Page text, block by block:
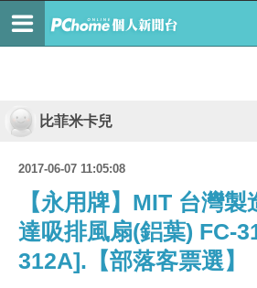
比菲米卡兒
2017-06-07 11:05:08
【永用牌】MIT 台灣
達吸排風扇(鋁葉) FC-
312A].【部落客票選】